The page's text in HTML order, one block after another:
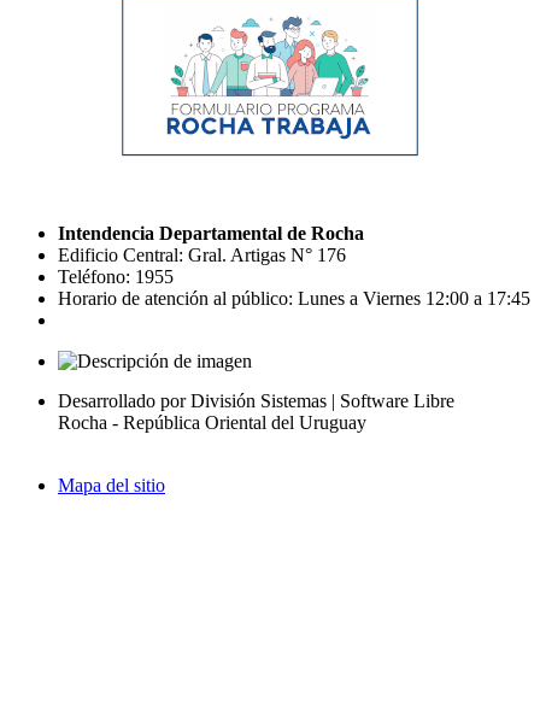
Intendencia Departamental de Rocha
Edificio Central: Gral. Artigas N° 176
Teléfono: 1955
Horario de atención al público: Lunes a Viernes 12:00 a 17:45
Desarrollado por División Sistemas | Software Libre
Rocha - República Oriental del Uruguay
Mapa del sitio